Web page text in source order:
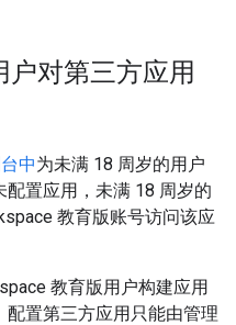
户对第三方应用
中为未满 18 周岁的用户
置应用，未满 18 周岁的
教育版账号访问该应
教育版用户构建应用
置第三方应用只能由管理